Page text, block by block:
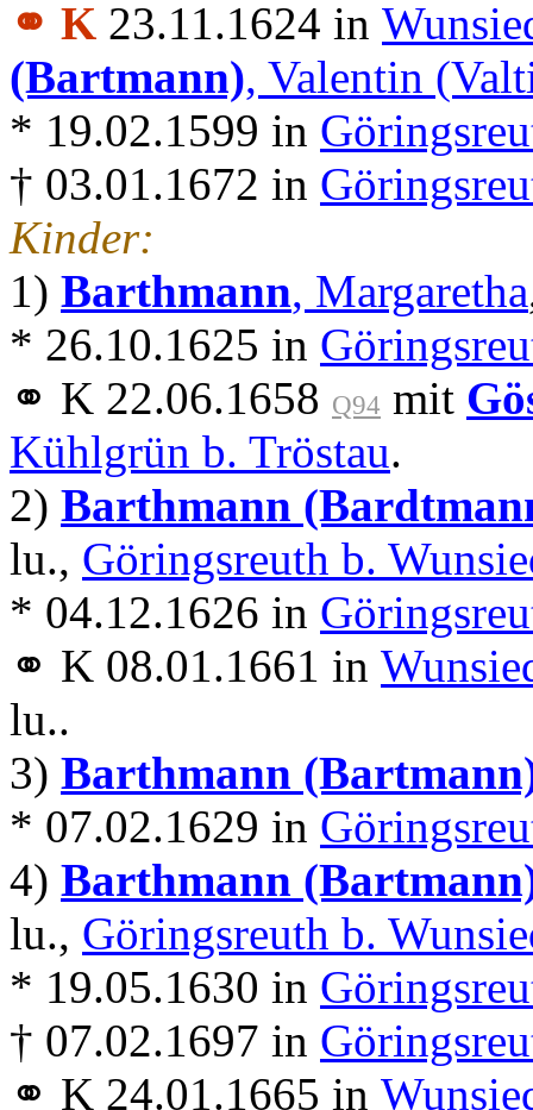
⚭ K 23.11.1624 in
(Bartmann), Valentin
* 19.02.1599 in
† 03.01.1672 in
Kinder:
1) Barthmann, Margaretha
* 26.10.1625 in
⚭ K 22.06.1658 Q94 mit
Kühlgrün b. Tröstau.
2) Barthmann
lu., Göringsreuth b.
* 04.12.1626 in
⚭ K 08.01.1661 in
lu..
3) Barthmann
* 07.02.1629 in
4) Barthmann
lu., Göringsreuth b.
* 19.05.1630 in
† 07.02.1697 in
⚭ K 24.01.1665 in